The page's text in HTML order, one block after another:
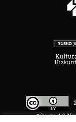
Aitortu 4.0